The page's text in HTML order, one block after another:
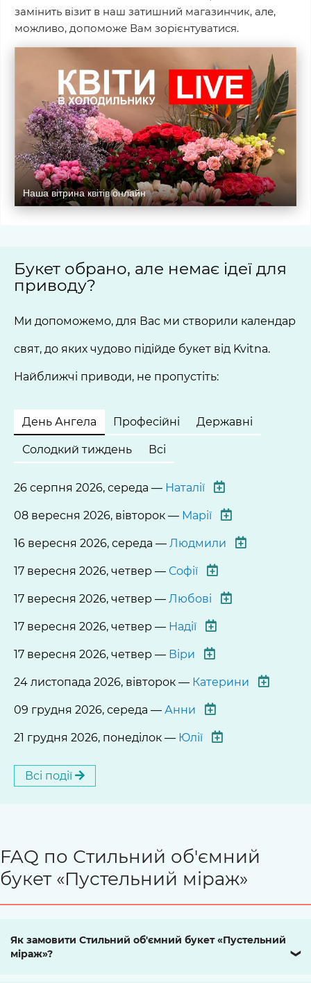
замінить візит в наш затишний магазинчик, але,
можливо, допоможе Вам зорієнтуватися.
Наша вітрина квітів онлайн
Букет обрано, але немає ідеї для
приводу?
Ми допоможемо, для Вас ми створили календар
свят, до яких чудово підійде букет від Kvitna.
Найближчі приводи, не пропустіть:
День Ангела Професійні Державні
Солодкий тиждень Всі
26 серпня 2026, середа — Наталії
08 вересня 2026, вівторок — Марії
16 вересня 2026, середа — Людмили
17 вересня 2026, четвер — Софії
17 вересня 2026, четвер — Любові
17 вересня 2026, четвер — Надії
17 вересня 2026, четвер — Віри
24 листопада 2026, вівторок — Катерини
09 грудня 2026, середа — Анни
21 грудня 2026, понеділок — Юлії
Всі події
FAQ по Стильний об'ємний
букет «Пустельний міраж»
Як замовити Стильний об'ємний букет «Пустельний
міраж»?
❯